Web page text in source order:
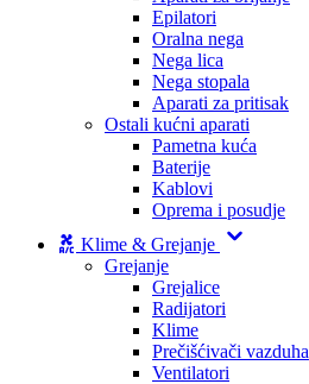
Epilatori
Oralna nega
Nega lica
Nega stopala
Aparati za pritisak
Ostali kućni aparati
Pametna kuća
Baterije
Kablovi
Oprema i posudje
Klime & Grejanje
Grejanje
Grejalice
Radijatori
Klime
Prečišćivači vazduha
Ventilatori